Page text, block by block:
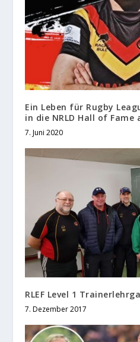
Ein Leben für Rugby
in die NRLD Hall of Fame
7. Juni 2020
RLEF Level 1
7. Dezember 2017